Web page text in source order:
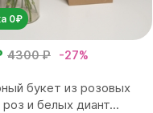
0₽
4300 ₽ -27%
букет из розовых
и белых диант...